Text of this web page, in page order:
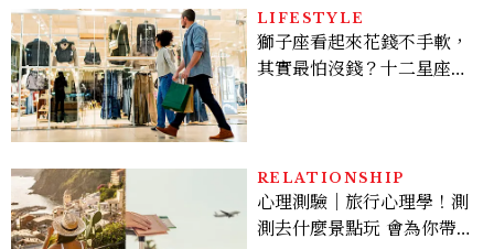
LIFESTYLE
獅子座看起來花錢不手軟，
其實最怕沒錢？十二星座藏
RELATIONSHIP
心理測驗｜旅行心理學！測
測去什麼景點玩 會為你帶來